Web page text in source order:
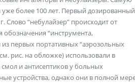
более 100 лет. Первый дозированный
Слово “небулайзер” происходит от
обозначения “инструмента,
первых портативных “аэрозольных
рис. на обложке) использовали в
и антисептиков у больных
устройства, однако они в полной